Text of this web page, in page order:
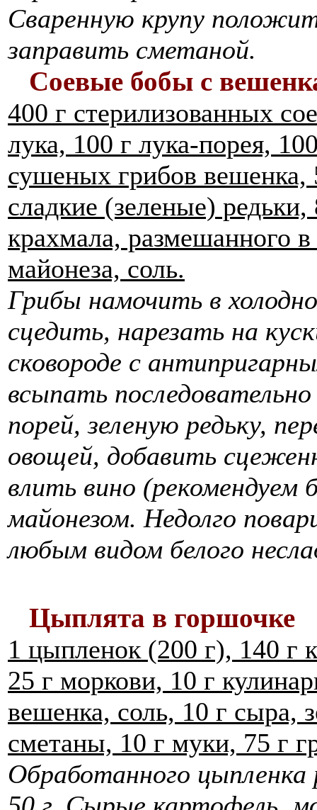
Сваренную крупу
заправить сметаной.
Соевые бобы с
400 г стерилизованных
лука, 100 г лука-порея,
сушеных грибов вешенка,
сладкие (зеленые)
крахмала, размешанного
майонеза, соль.
Грибы намочить в
сцедить, нарезать на
сковороде с
всыпать
порей, зеленую редьку,
овощей, добавить
влить вино (рекомендуем
майонезом. Недолго
любым видом белого
Цыплята в горшочке
1 цыпленок (200 г), 140 г
25 г моркови, 10 г
вешенка, соль, 10 г сыра,
сметаны, 10 г муки, 75 г
Обработанного цыпленка